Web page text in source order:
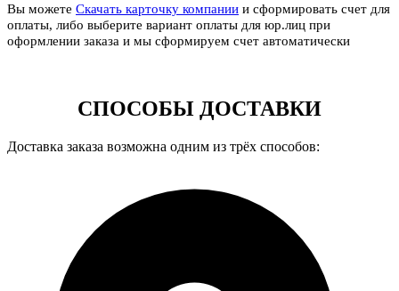
Вы можете Скачать карточку компании и сформировать счет для
оплаты, либо выберите вариант оплаты для юр.лиц при
оформлении заказа и мы сформируем счет автоматически
СПОСОБЫ ДОСТАВКИ
Доставка заказа возможна одним из трёх способов: